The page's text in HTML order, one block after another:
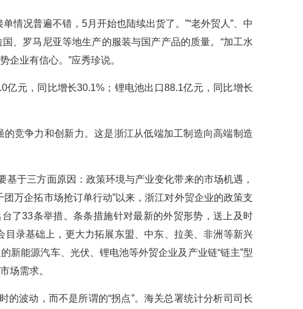
情况普遍不错，5月开始也陆续出货了。”“老外贸人”、中
、罗马尼亚等地生产的服装与国产产品的质量。“加工水
业有信心。”应秀珍说。
亿元，同比增长30.1%；锂电池出口88.1亿元，同比增长
竞争力和创新力。这是浙江从低端加工制造向高端制造
基于三方面原因：政策环境与产业变化带来的市场机遇，
万企拓市场抢订单行动”以来，浙江对外贸企业的政策支
了33条举措。条条措施针对最新的外贸形势，送上及时
录基础上，更大力拓展东盟、中东、拉美、非洲等新兴
新能源汽车、光伏、锂电池等外贸企业及产业链“链主”型
场需求。
波动，而不是所谓的“拐点”。海关总署统计分析司司长